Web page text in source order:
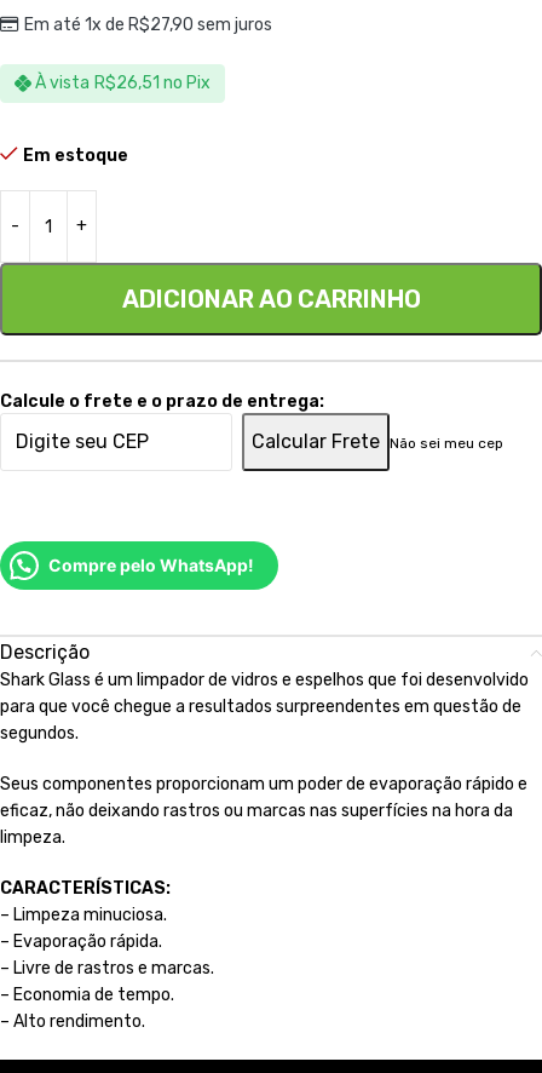
Em até 1x de R$27,90 sem juros
À vista R$26,51 no Pix
Em estoque
ADICIONAR AO CARRINHO
Calcule o frete e o prazo de entrega:
Calcular Frete Não sei meu cep
Compre pelo WhatsApp!
Descrição
Shark Glass é um limpador de vidros e espelhos que foi desenvolvido
para que você chegue a resultados surpreendentes em questão de
segundos.
Seus componentes proporcionam um poder de evaporação rápido e
eficaz, não deixando rastros ou marcas nas superfícies na hora da
limpeza.
CARACTERÍSTICAS:
– Limpeza minuciosa.
– Evaporação rápida.
– Livre de rastros e marcas.
– Economia de tempo.
– Alto rendimento.